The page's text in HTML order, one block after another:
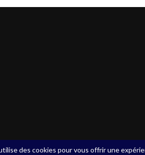
des cookies pour vous offrir une